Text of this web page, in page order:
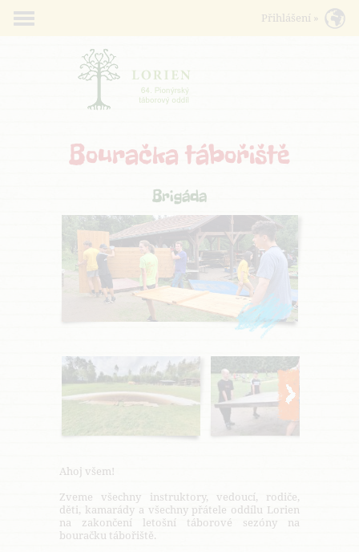
Bouračka tábořiště
Brigáda
Ahoj všem!
Zveme všechny instruktory, vedoucí, rodiče,
děti, kamarády a všechny přátele oddílu Lorien
na zakončení letošní táborové sezóny na
bouračku tábořiště.